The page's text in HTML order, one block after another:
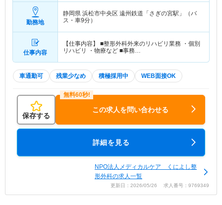
勤務地
静岡県 浜松市中央区 遠州鉄道「さぎの宮駅」（バ
ス・車9分）
仕事内容
【仕事内容】 ■整形外科外来のリハビリ業務 ・個別
リハビリ ・物療など ■事務…
車通勤可 残業少なめ 積極採用中 WEB面接OK
保存する
この求人を問い合わせる
詳細を見る
NPO法人メディカルケア くによし整
形外科の求人一覧
更新日：2026/05/26 求人番号：9769349